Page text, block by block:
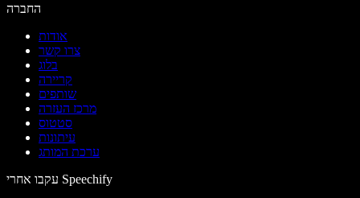
החברה
אודות
צרו קשר
בלוג
קריירה
שותפים
מרכז העזרה
סטטוס
עיתונות
ערכת המותג
עקבו אחרי Speechify